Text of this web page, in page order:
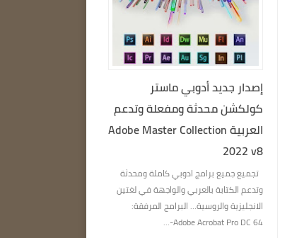
إصدار جديد أدوبي ماستر
كولكشن محدثة ومفعلة وتدعم
العربية Adobe Master Collection
2022 v8
تجميع جميع برامج ادوبي كاملة ومحدثة
وتدعم الكتابة بالعربي والواجهة في لغتين
الانجليزية والروسية… البرامج المرفقة:
Adobe Acrobat Pro DC 64-...